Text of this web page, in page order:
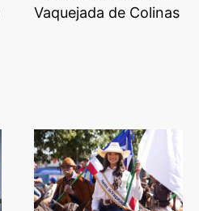
Vaquejada de Colinas